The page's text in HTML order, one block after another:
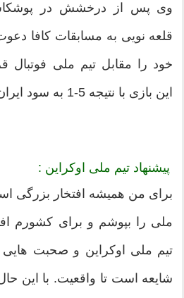
وی پس از درخشش در پوشکاش
قلعه نویی به مسابقات کافا
خود را مقابل تیم ملی فوتبال
این بازی با نتیجه 5-1 به سود ایران به اتمام رسید.
پیشنهاد تیم ملی اوکراین :
برای من همیشه افتخار بزرگی
ملی را بپوشم و برای کشورم
تیم ملی اوکراین و صحبت
شایعه است تا واقعیت. با این